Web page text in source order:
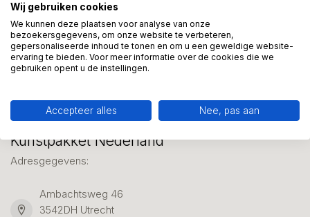
We helpen graag met uw keuze of geven advies, bel of app
ons 7 dagen per week: 06-23643267
Klantenservice
Kunstpakket Nederland
Adresgegevens:
Ambachtsweg 46
3542DH Utrecht
Wij gebruiken cookies
We kunnen deze plaatsen voor analyse van onze
bezoekersgegevens, om onze website te verbeteren,
gepersonaliseerde inhoud te tonen en om u een geweldige website-
ervaring te bieden. Voor meer informatie over de cookies die we
gebruiken opent u de instellingen.
Accepteer alles Nee, pas aan